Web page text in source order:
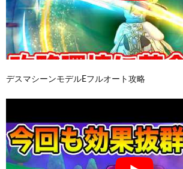
デスマシーンモデルEフルオート攻略